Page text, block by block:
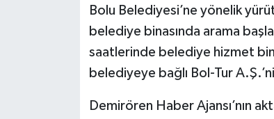
Bolu Belediyesi’ne yönelik
belediye binasında arama
saatlerinde belediye hizmet
belediyeye bağlı Bol-Tur
Demirören Haber Ajansı’nın
Televizyon